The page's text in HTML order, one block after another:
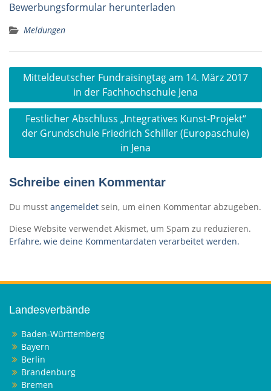
Bewerbungsformular herunterladen
Meldungen
Beitragsnavigation
Mitteldeutscher Fundraisingtag am 14. März 2017
in der Fachhochschule Jena
Festlicher Abschluss „Integratives Kunst-Projekt“
der Grundschule Friedrich Schiller (Europaschule)
in Jena
Schreibe einen Kommentar
Du musst angemeldet sein, um einen Kommentar abzugeben.
Diese Website verwendet Akismet, um Spam zu reduzieren.
Erfahre, wie deine Kommentardaten verarbeitet werden.
Landesverbände
Baden-Württemberg
Bayern
Berlin
Brandenburg
Bremen